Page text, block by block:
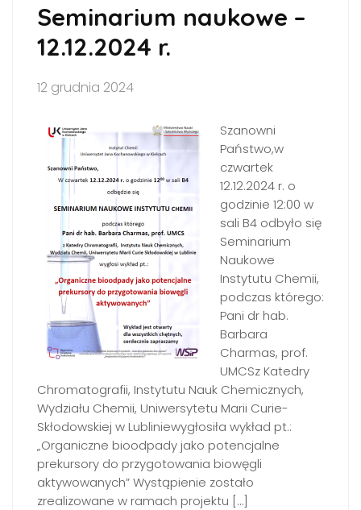
Seminarium naukowe –
12.12.2024 r.
12 grudnia 2024
Szanowni
Państwo,w
czwartek
12.12.2024 r. o
godzinie 12:00 w
sali B4 odbyło się
Seminarium
Naukowe
Instytutu Chemii,
podczas którego:
Pani dr hab.
Barbara
Charmas, prof.
UMCSz Katedry
Chromatografii, Instytutu Nauk Chemicznych,
Wydziału Chemii, Uniwersytetu Marii Curie-
Skłodowskiej w Lubliniewygłosiła wykład pt.:
„Organiczne bioodpady jako potencjalne
prekursory do przygotowania biowęgli
aktywowanych” Wystąpienie zostało
zrealizowane w ramach projektu […]